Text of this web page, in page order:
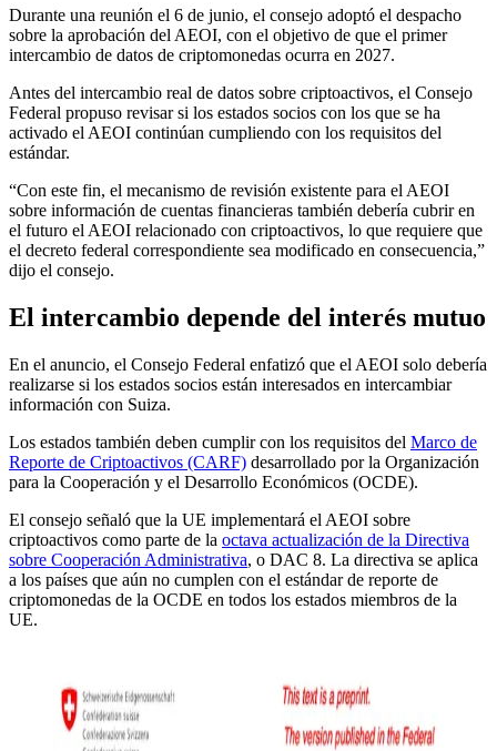
Durante una reunión el 6 de junio, el consejo adoptó el despacho
sobre la aprobación del AEOI, con el objetivo de que el primer
intercambio de datos de criptomonedas ocurra en 2027.
Antes del intercambio real de datos sobre criptoactivos, el Consejo
Federal propuso revisar si los estados socios con los que se ha
activado el AEOI continúan cumpliendo con los requisitos del
estándar.
“Con este fin, el mecanismo de revisión existente para el AEOI
sobre información de cuentas financieras también debería cubrir en
el futuro el AEOI relacionado con criptoactivos, lo que requiere que
el decreto federal correspondiente sea modificado en consecuencia,”
dijo el consejo.
El intercambio depende del interés mutuo
En el anuncio, el Consejo Federal enfatizó que el AEOI solo debería
realizarse si los estados socios están interesados en intercambiar
información con Suiza.
Los estados también deben cumplir con los requisitos del Marco de
Reporte de Criptoactivos (CARF) desarrollado por la Organización
para la Cooperación y el Desarrollo Económicos (OCDE).
El consejo señaló que la UE implementará el AEOI sobre
criptoactivos como parte de la octava actualización de la Directiva
sobre Cooperación Administrativa, o DAC 8. La directiva se aplica
a los países que aún no cumplen con el estándar de reporte de
criptomonedas de la OCDE en todos los estados miembros de la
UE.